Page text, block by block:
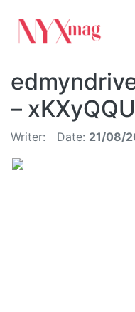
–
Writer: Date: 21/08/